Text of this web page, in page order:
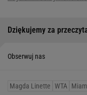
Dziękujemy za
Obserwuj nas
Magda Linette WTA